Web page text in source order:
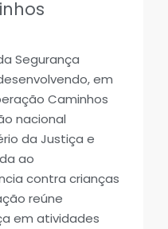
Segurança
em
Caminhos
nacional
da Justiça e
ao
contra crianças
reúne
em atividades